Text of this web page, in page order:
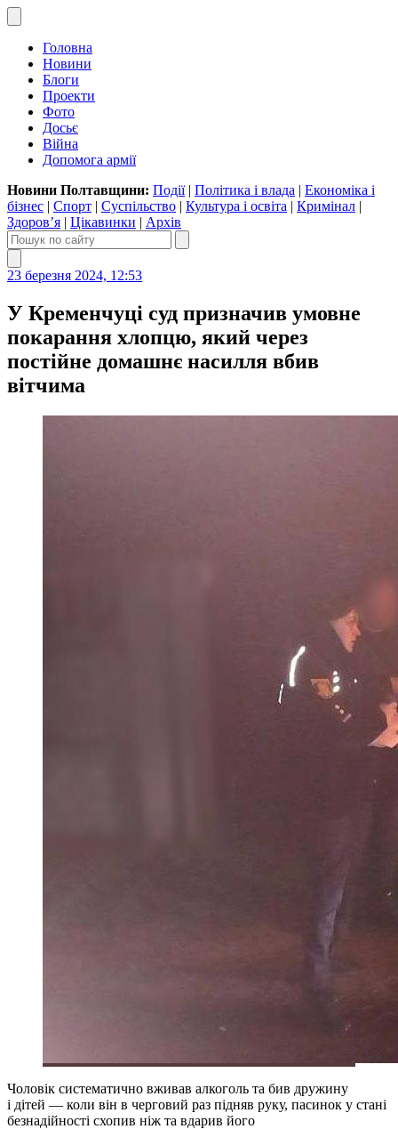
Головна
Новини
Блоги
Проекти
Фото
Досьє
Війна
Допомога армії
Новини Полтавщини: Події| Політика і влада | Економіка і
бізнес | Спорт | Суспільство | Культура і освіта | Кримінал |
Здоров’я | Цікавинки | Архів
23 березня 2024, 12:53
У Кременчуці суд призначив умовне
покарання хлопцю, який через
постійне домашнє насилля вбив
вітчима
Чоловік систематично вживав алкоголь та бив дружину
і дітей — коли він в черговий раз підняв руку, пасинок у стані
безнадійності схопив ніж та вдарив його